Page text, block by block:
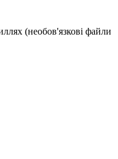
(необов'язкові файли